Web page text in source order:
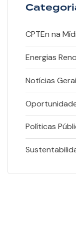
CPTEn na
Energias
Notícias
Políticas